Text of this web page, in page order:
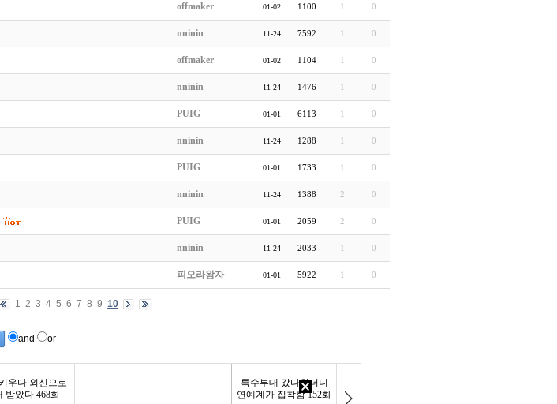
offmaker 01-02 1100 1 0
nninin 11-24 7592 1 0
offmaker 01-02 1104 1 0
nninin 11-24 1476 1 0
PUIG 01-01 6113 1 0
nninin 11-24 1288 1 0
PUIG 01-01 1733 1 0
nninin 11-24 1388 2 0
PUIG 01-01 2059 2 0
nninin 11-24 2033 1 0
피오라왕자 01-01 5922 1 0
1 2 3 4 5 6 7 8 9 10
and or